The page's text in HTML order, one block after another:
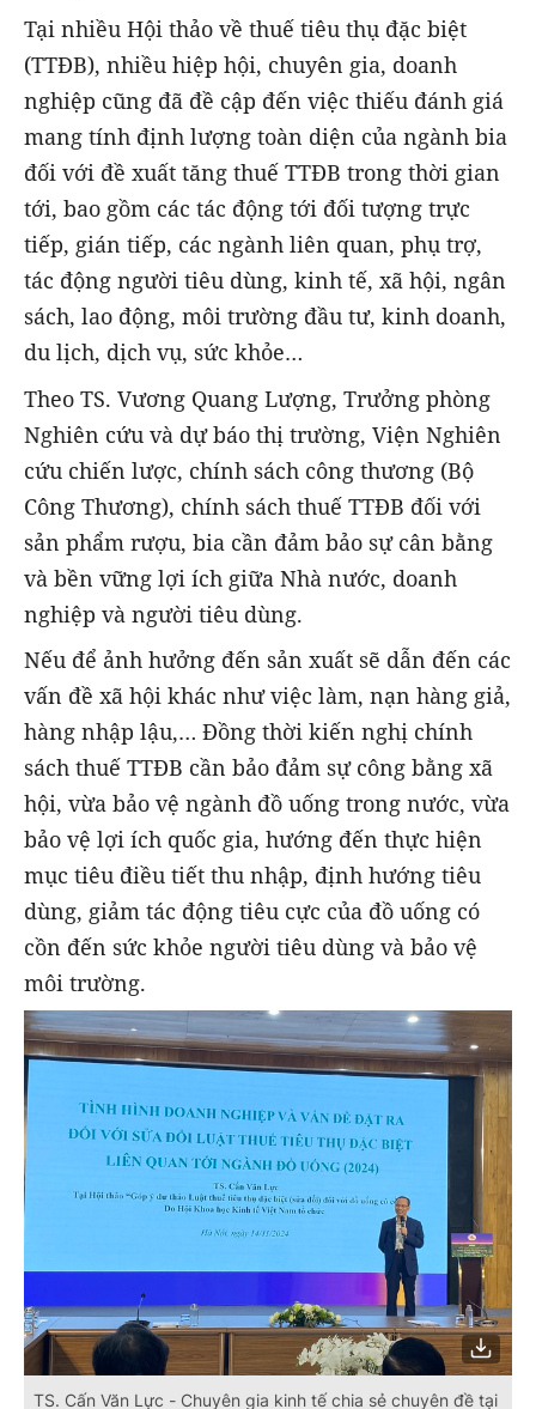
Tại nhiều Hội thảo về thuế tiêu thụ đặc biệt
(TTĐB), nhiều hiệp hội, chuyên gia, doanh
nghiệp cũng đã đề cập đến việc thiếu đánh giá
mang tính định lượng toàn diện của ngành bia
đối với đề xuất tăng thuế TTĐB trong thời gian
tới, bao gồm các tác động tới đối tượng trực
tiếp, gián tiếp, các ngành liên quan, phụ trợ,
tác động người tiêu dùng, kinh tế, xã hội, ngân
sách, lao động, môi trường đầu tư, kinh doanh,
du lịch, dịch vụ, sức khỏe…
Theo TS. Vương Quang Lượng, Trưởng phòng
Nghiên cứu và dự báo thị trường, Viện Nghiên
cứu chiến lược, chính sách công thương (Bộ
Công Thương), chính sách thuế TTĐB đối với
sản phẩm rượu, bia cần đảm bảo sự cân bằng
và bền vững lợi ích giữa Nhà nước, doanh
nghiệp và người tiêu dùng.
Nếu để ảnh hưởng đến sản xuất sẽ dẫn đến các
vấn đề xã hội khác như việc làm, nạn hàng giả,
hàng nhập lậu,… Đồng thời kiến nghị chính
sách thuế TTĐB cần bảo đảm sự công bằng xã
hội, vừa bảo vệ ngành đồ uống trong nước, vừa
bảo vệ lợi ích quốc gia, hướng đến thực hiện
mục tiêu điều tiết thu nhập, định hướng tiêu
dùng, giảm tác động tiêu cực của đồ uống có
cồn đến sức khỏe người tiêu dùng và bảo vệ
môi trường.
TS. Cấn Văn Lực - Chuyên gia kinh tế chia sẻ chuyên đề tại